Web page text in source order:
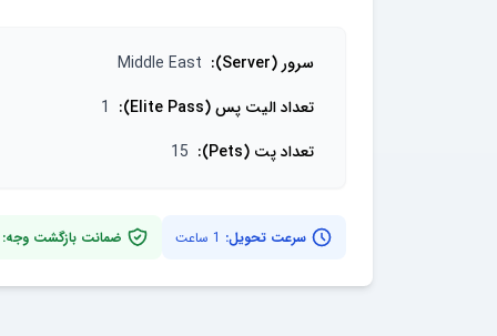
سرور (Server) :
Middle East
تعداد الیت پس (Elite Pass)
:
1
تعداد پت (Pets)
:
15
سرعت تحویل: 1 ساعت ضمانت بازگشت